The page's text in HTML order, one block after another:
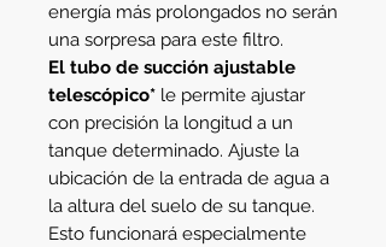
energía más prolongados no serán
una sorpresa para este filtro.
El tubo de succión ajustable
telescópico* le permite ajustar
con precisión la longitud a un
tanque determinado. Ajuste la
ubicación de la entrada de agua a
la altura del suelo de su tanque.
Esto funcionará especialmente